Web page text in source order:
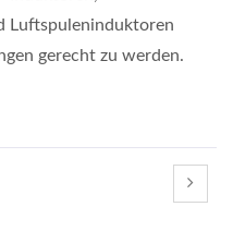
Luftspuleninduktoren
gerecht zu werden.